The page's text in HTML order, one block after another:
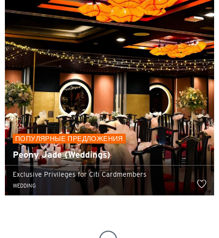
ПОПУЛЯРНЫЕ ПРЕДЛОЖЕНИЯ
Peony Jade (Weddings)
Exclusive Privileges for Citi Cardmembers
WEDDING